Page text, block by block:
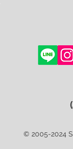
© 2005-2024